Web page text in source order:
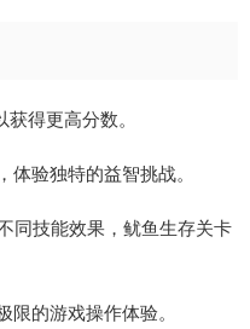
得更高分数。
验独特的益智挑战。
同技能效果，鱿鱼生存关卡
的游戏操作体验。